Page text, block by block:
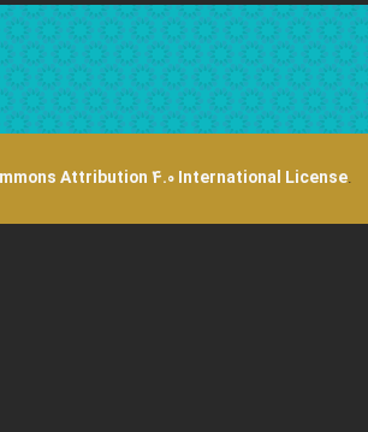
Attribution 4.0 International License.